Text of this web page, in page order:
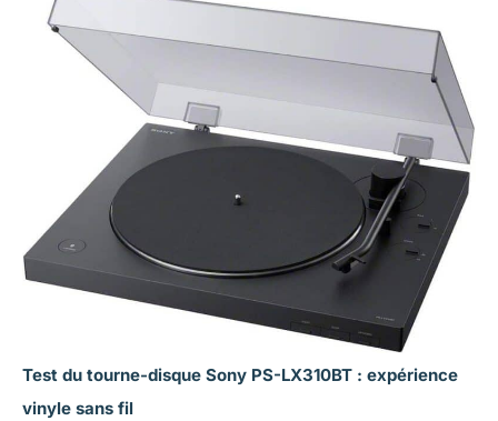
Test du tourne-disque Sony PS-LX310BT : expérience
vinyle sans fil